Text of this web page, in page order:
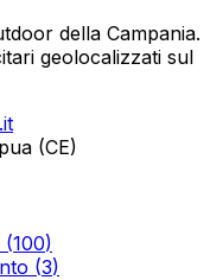
della Campania.
geolocalizzati sul
(CE)
(100)
(3)